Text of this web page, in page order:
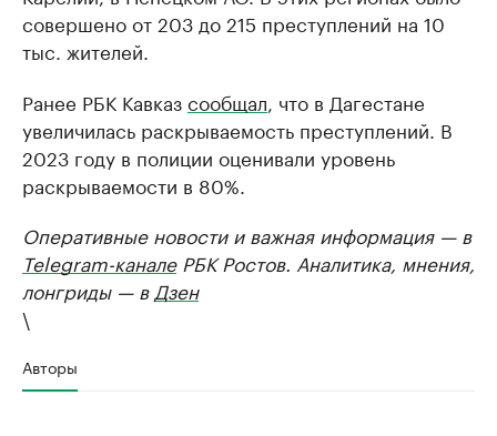
совершено от 203 до 215 преступлений на 10
тыс. жителей.
Ранее РБК Кавказсообщал , что в Дагестане
увеличилась раскрываемость преступлений. В
2023 году в полиции оценивали уровень
раскрываемости в 80%.
Оперативные новости и важная информация — в
Telegram-каналеРБК Ростов. Аналитика, мнения,
лонгриды — в Дзен
\
Авторы